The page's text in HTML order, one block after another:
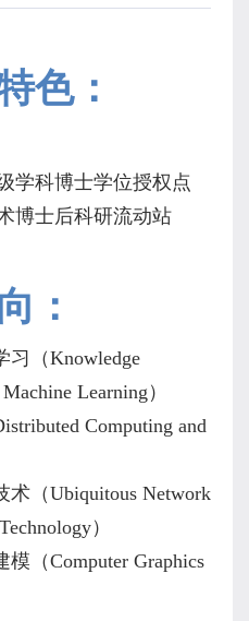
色：
学科博士学位授权点
博士后科研流动站
：
习（Knowledge
Learning）
Computing and
术（Ubiquitous Network
）
模（Computer Graphics